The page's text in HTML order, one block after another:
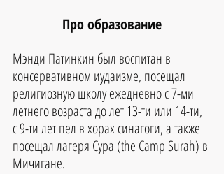
Про образование
Мэнди Патинкин был воспитан в
консервативном иудаизме, посещал
религиозную школу ежедневно с 7-ми
летнего возраста до лет 13-ти или 14-ти,
с 9-ти лет пел в хорах синагоги, а также
посещал лагеря Сура (the Camp Surah) в
Мичигане.